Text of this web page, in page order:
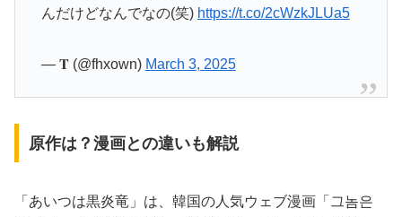
んだけどなんでなの(笑) https://t.co/2cWzkJLUa5
— 𝐓 (@fhxown) March 3, 2025
原作は？漫画との違いも解説
「あいつは黒炎竜」は、韓国の人気ウェブ漫画「그놈은